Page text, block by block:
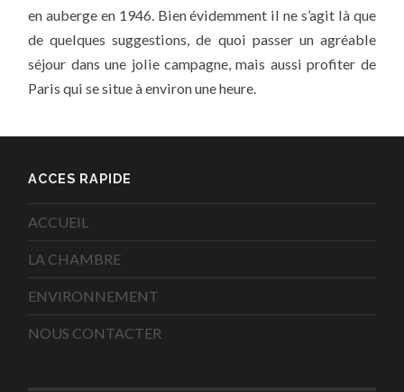
en auberge en 1946. Bien évidemment il ne s’agit là que
de quelques suggestions, de quoi passer un agréable
séjour dans une jolie campagne, mais aussi profiter de
Paris qui se situe à environ une heure.
ACCES RAPIDE
ACCUEIL
LA CHAMBRE
ENVIRONNEMENT
NOUS CONTACTER